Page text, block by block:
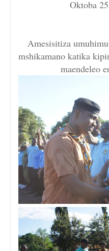
Oktoba
Amesisitiza
mshikamano katika
maendeleo